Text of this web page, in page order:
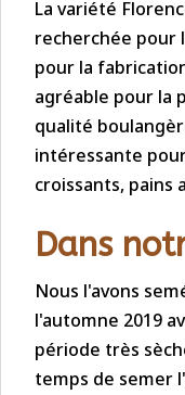
La variété
recherchée pour
pour la
agréable pour la
qualité
intéressante
croissants, pains
Dans
Nous l'avons
l'automne 2019
période très
temps de semer